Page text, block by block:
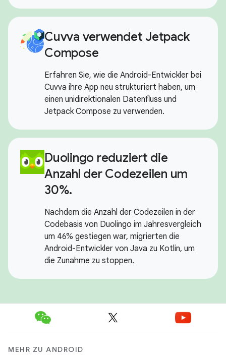
Cuvva verwendet Jetpack
Compose
Erfahren Sie, wie die Android-Entwickler bei
Cuvva ihre App neu strukturiert haben, um
einen unidirektionalen Datenfluss und
Jetpack Compose zu verwenden.
Duolingo reduziert die
Anzahl der Codezeilen um
30%.
Nachdem die Anzahl der Codezeilen in der
Codebasis von Duolingo im Jahresvergleich
um 46% gestiegen war, migrierten die
Android-Entwickler von Java zu Kotlin, um
die Zunahme zu stoppen.
MEHR ZU ANDROID